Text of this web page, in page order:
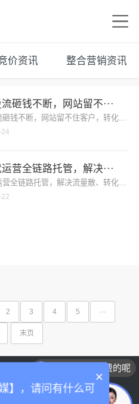
价资讯 整合营销资讯
砸钱不断，网站留不···
砸钱不断，网站留不住客户，转化直
营全链路托管，解决···
营全链路托管，解决流量散、转化弱
2 3 4 5 ···
末页
你们是怎么收费的呢
×
】，请问有什么可